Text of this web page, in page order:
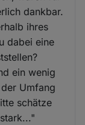
dankbar.
ihres
dabei eine
ein wenig
Umfang
schätze